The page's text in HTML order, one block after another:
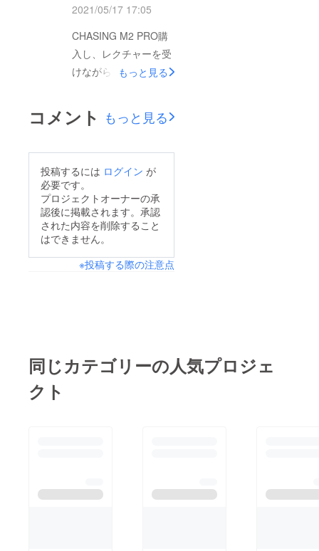
します。
2021/05/17 17:05
CHASING M2 PRO購
入し、レクチャーを受
けながら初めてのド
し、海を守る活動をし
す！！
もっと見る
コメント もっと見る
投稿するには ログイン が
必要です。
プロジェクトオーナーの承
認後に掲載されます。承認
された内容を削除すること
はできません。
※投稿する際の注意点
同じカテゴリーの人気プロジェ
クト